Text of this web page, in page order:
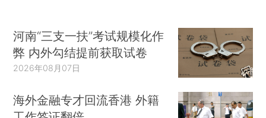
河南“三支一扶”考试规模化作
弊 内外勾结提前获取试卷
2026年08月07日
海外金融专才回流香港 外籍